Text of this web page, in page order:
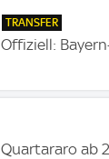
TRANSFER
Offiziell:
Quartararo ab